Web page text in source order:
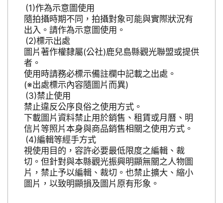
作為示意圖使用
隨拍攝時期不同，拍攝對象可能與實際狀況有
出入。請作為示意圖使用。
標示出處
圖片著作權隸屬(公社)鹿兒島縣觀光聯盟或提供
者。
使用時請務必標示備註欄中記載之出處。
(※出處標示內容隨圖片而異)
禁止使用
禁止違反公序良俗之使用方式。
下載圖片資料禁止用於銷售、租賃或月曆、明
信片等照片本身與商品銷售相關之使用方式。
編輯等經手方式
視使用目的，容許必要最低限度之編輯、裁
切。但針對與本縣觀光振興明顯無關之人物圖
片，禁止予以編輯、裁切。也禁止擴大、縮小
圖片，以致明顯損及圖片原有形象。